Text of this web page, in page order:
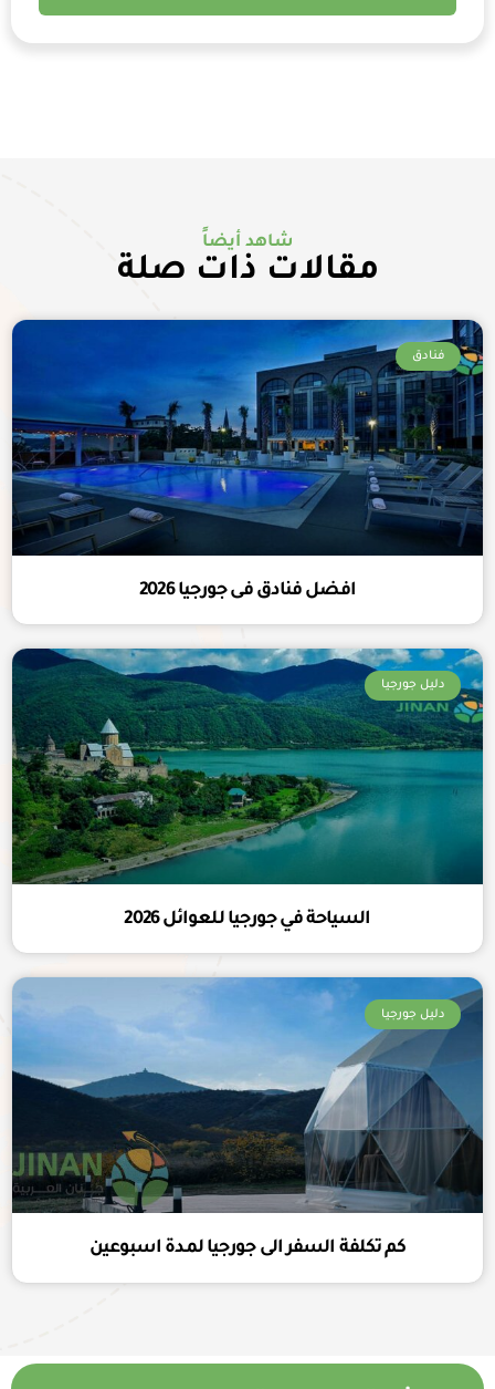
شاهد أيضاً
مقالات ذات صلة
فنادق
افضل فنادق فى جورجيا 2026
دليل جورجيا
السياحة في جورجيا للعوائل 2026
دليل جورجيا
كم تكلفة السفر الى جورجيا لمدة اسبوعين